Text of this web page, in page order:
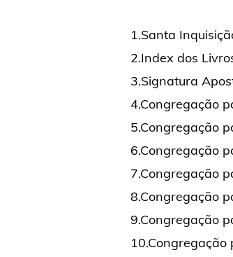
1.Santa
2.Index dos
3.Signatura
4.Congregação
5.Congregação
6.Congregação
7.Congregação
8.Congregação
9.Congregação